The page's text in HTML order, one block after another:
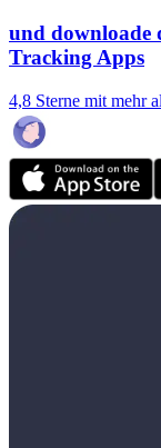
und downloade
Tracking Apps
4,8 Sterne mit mehr